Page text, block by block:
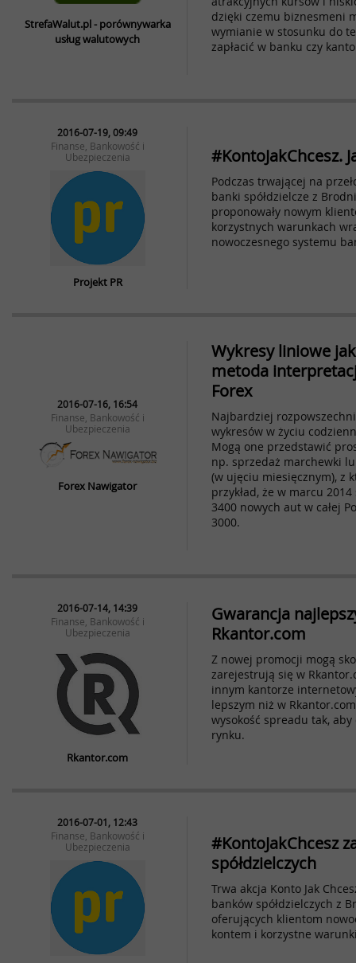
StrefaWalut.pl - porównywarka
usług walutowych
dzięki czemu biznesmeni
wymianie w stosunku do
zapłacić w banku czy
2016-07-19, 09:49
Finanse, Bankowość i
Ubezpieczenia
Projekt PR
#KontoJakChcesz.
Podczas trwającej na
banki spółdzielcze z
proponowały nowym
korzystnych warunkach
nowoczesnego systemu
2016-07-16, 16:54
Finanse, Bankowość i
Ubezpieczenia
Forex Nawigator
Wykresy liniowe
metoda
Forex
Najbardziej
wykresów w życiu
Mogą one przedstawić
np. sprzedaż marchewki
(w ujęciu miesięcznym), z
przykład, że w marcu
3400 nowych aut w całej
3000.
2016-07-14, 14:39
Finanse, Bankowość i
Ubezpieczenia
Rkantor.com
Gwarancja
Rkantor.com
Z nowej promocji mogą
zarejestrują się w
innym kantorze
lepszym niż w
wysokość spreadu tak,
rynku.
2016-07-01, 12:43
Finanse, Bankowość i
Ubezpieczenia
#KontoJakChcesz
spółdzielczych
Trwa akcja Konto Jak
banków spółdzielczych z
oferujących klientom
kontem i korzystne